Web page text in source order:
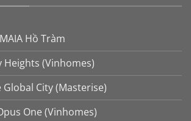
Hồ Tràm
Heights (Vinhomes)
Global City (Masterise)
One (Vinhomes)